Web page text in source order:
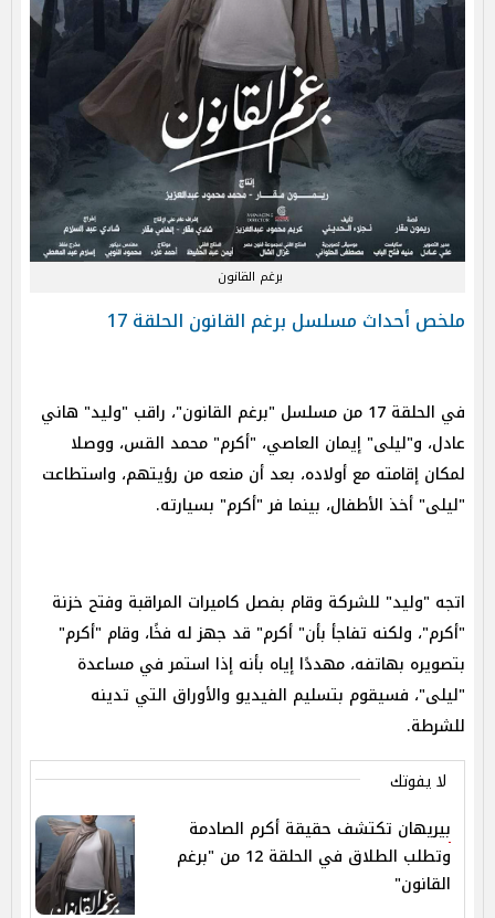
برغم القانون
ملخص أحداث مسلسل برغم القانون الحلقة 17
في الحلقة 17 من مسلسل "برغم القانون"، راقب "وليد" هاني
عادل، و"ليلى" إيمان العاصي، "أكرم" محمد القس، ووصلا
لمكان إقامته مع أولاده، بعد أن منعه من رؤيتهم، واستطاعت
"ليلى" أخذ الأطفال، بينما فر "أكرم" بسيارته.
اتجه "وليد" للشركة وقام بفصل كاميرات المراقبة وفتح خزنة
"أكرم"، ولكنه تفاجأ بأن" أكرم" قد جهز له فخًا، وقام "أكرم"
بتصويره بهاتفه، مهددًا إياه بأنه إذا استمر في مساعدة
"ليلى"، فسيقوم بتسليم الفيديو والأوراق التي تدينه
للشرطة.
لا يفوتك
بيريهان تكتشف حقيقة أكرم الصادمة
وتطلب الطلاق في الحلقة 12 من "برغم
القانون"